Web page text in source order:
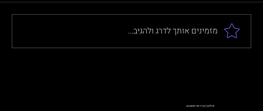
מזמינים אותך לדרג ולהגיב...
אולנט | שירותי מחשוב